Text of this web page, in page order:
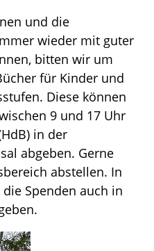
und die
wieder mit guter
bitten wir um
für Kinder und
Diese können
9 und 17 Uhr
in der
abgeben. Gerne
abstellen. In
Spenden auch in